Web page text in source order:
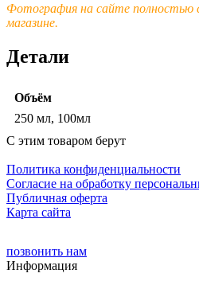
Фотография на сайте полностью
магазине.
Детали
Объём
250 мл, 100мл
С этим товаром берут
Политика конфиденциальности
Cогласие на обработку
Публичная оферта
Карта сайта
позвонить нам
Информация